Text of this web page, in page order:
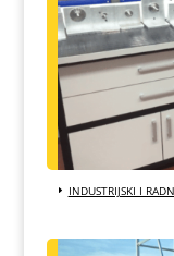
INDUSTRIJSKI I